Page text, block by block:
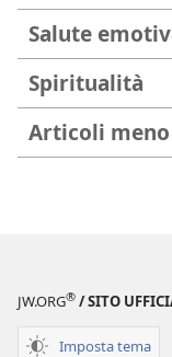
Salute
Spiritualità
Articoli
JW.ORG® / SITO
Imposta tema